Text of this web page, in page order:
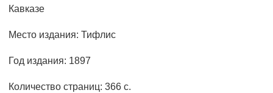
Кавказе
Место издания: Тифлис
Год издания: 1897
Количество страниц: 366 с.